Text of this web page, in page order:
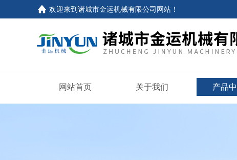
欢迎来到诸城市金运机械有限公司网站 ！
网站首页 关于我们 产品